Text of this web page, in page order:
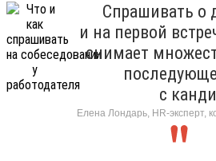
Спрашивать о
и на первой
снимает
с
Елена Лондарь, HR-эксперт,